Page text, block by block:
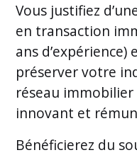
Vous justifiez
en transaction
ans
préserver votre
réseau
innovant et
Bénéficierez du